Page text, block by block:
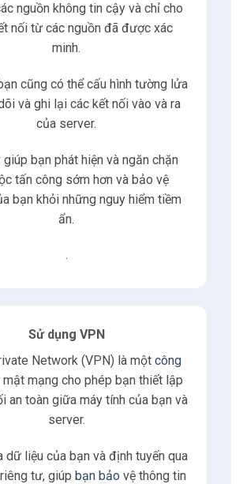
nguồn không tin cậy và chỉ cho
nối từ các nguồn đã được xác
minh.
cũng có thể cấu hình tường lửa
và ghi lại các kết nối vào và ra
của server.
bạn phát hiện và ngăn chặn
tấn công sớm hơn và bảo vệ
bạn khỏi những nguy hiểm tiềm
ẩn.
.
Sử dụng VPN
Network (VPN) là một công
mạng cho phép bạn thiết lập
an toàn giữa máy tính của bạn và
server.
dữ liệu của bạn và định tuyến qua
tư, giúp bạn bảo vệ thông tin